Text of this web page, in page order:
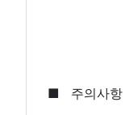
■ 주의사항